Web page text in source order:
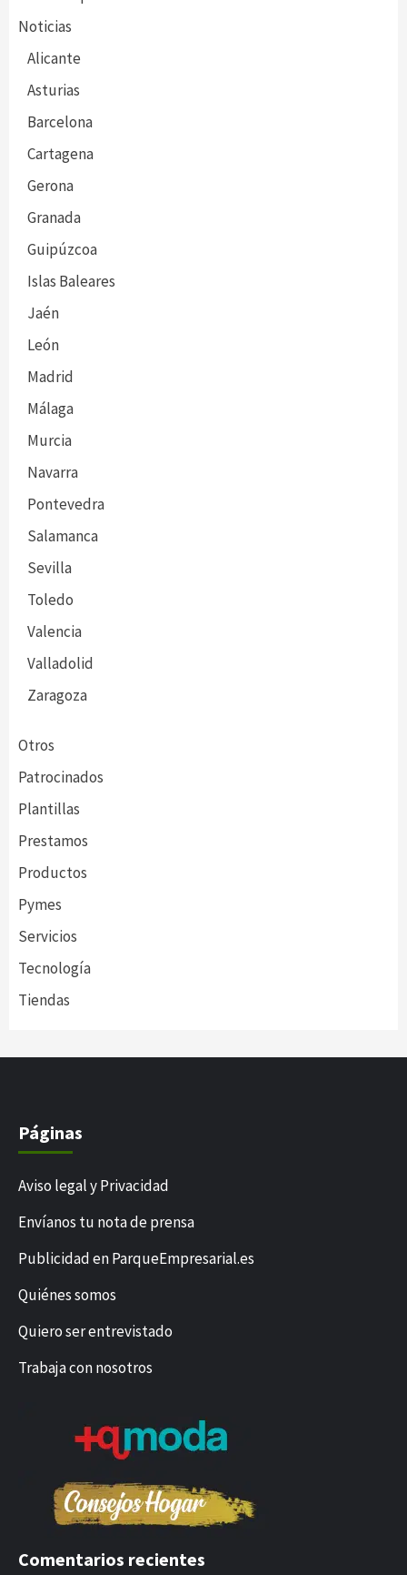
Noticias
Alicante
Asturias
Barcelona
Cartagena
Gerona
Granada
Guipúzcoa
Islas Baleares
Jaén
León
Madrid
Málaga
Murcia
Navarra
Pontevedra
Salamanca
Sevilla
Toledo
Valencia
Valladolid
Zaragoza
Otros
Patrocinados
Plantillas
Prestamos
Productos
Pymes
Servicios
Tecnología
Tiendas
Páginas
Aviso legal y Privacidad
Envíanos tu nota de prensa
Publicidad en ParqueEmpresarial.es
Quiénes somos
Quiero ser entrevistado
Trabaja con nosotros
Comentarios recientes